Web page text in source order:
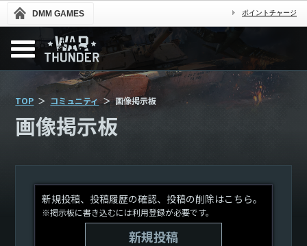
DMM GAMES ポイントチャージ
TOP コミュニティ 画像掲示板
画像掲示板
新規投稿、投稿履歴の確認、投稿の削除はこちら。
※掲示板に書き込むには利用登録が必要です。
新規投稿